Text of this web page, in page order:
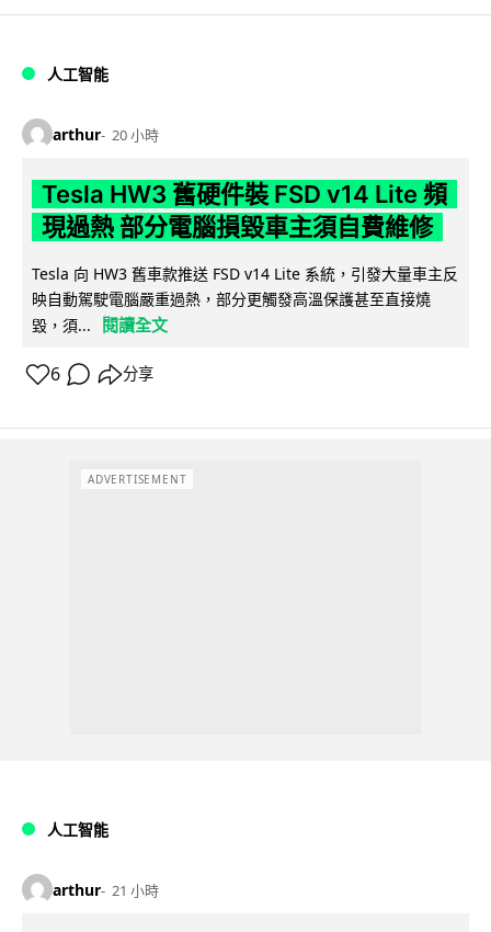
人工智能
arthur 20 小時
Tesla HW3 舊硬件裝 FSD v14 Lite 頻
現過熱 部分電腦損毀車主須自費維修
Tesla 向 HW3 舊車款推送 FSD v14 Lite 系統，引發大量車主反
映自動駕駛電腦嚴重過熱，部分更觸發高溫保護甚至直接燒
毀，須...
閱讀全文
6 分享
ADVERTISEMENT
人工智能
arthur 21 小時